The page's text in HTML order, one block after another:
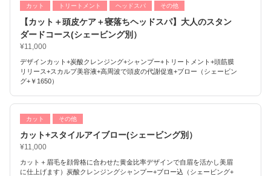
カット トリートメント ヘッドスパ その他
【カット＋頭皮ケア＋寝落ちヘッドスパ】大人のスタン
ダードコース(シェービング別）
¥11,000
デザインカット+炭酸クレンジング+シャンプー+トリートメント+頭筋膜
リリース+スカルプ美容液+高周波で頭皮の代謝促進+ブロー（シェービン
グ+￥1650）
カット その他
カット+スタイルアイブロー(シェービング別）
¥11,000
カット＋眉毛を顔骨格に合わせた黄金比率デザインで自眉を活かし美眉
に仕上げます）炭酸クレンジングシャンプー+ブロー込（シェービング+